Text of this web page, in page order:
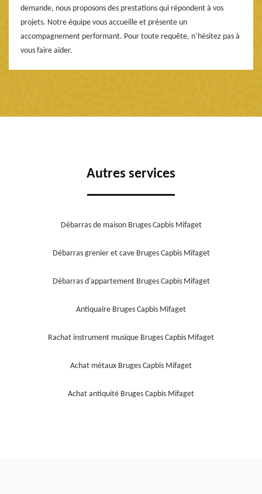
demande, nous proposons des prestations qui répondent à vos
projets. Notre équipe vous accueille et présente un
accompagnement performant. Pour toute requête, n’hésitez pas à
vous faire aider.
Autres services
Débarras de maison Bruges Capbis Mifaget
Débarras grenier et cave Bruges Capbis Mifaget
Débarras d'appartement Bruges Capbis Mifaget
Antiquaire Bruges Capbis Mifaget
Rachat instrument musique Bruges Capbis Mifaget
Achat métaux Bruges Capbis Mifaget
Achat antiquité Bruges Capbis Mifaget